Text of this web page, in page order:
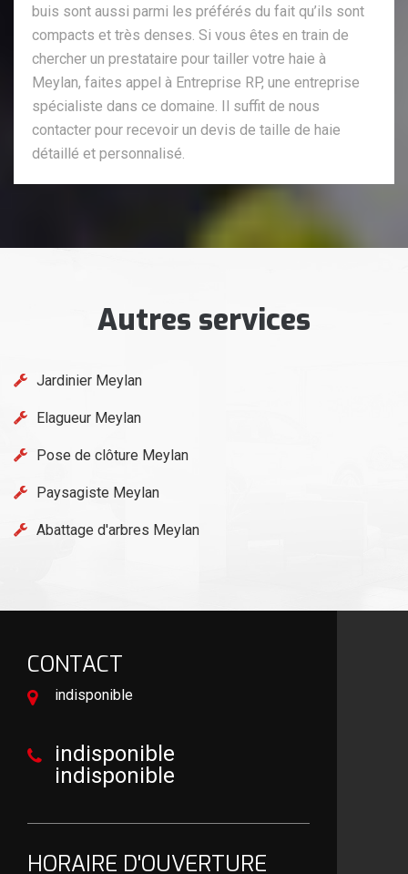
buis sont aussi parmi les préférés du fait qu’ils sont
compacts et très denses. Si vous êtes en train de
chercher un prestataire pour tailler votre haie à
Meylan, faites appel à Entreprise RP, une entreprise
spécialiste dans ce domaine. Il suffit de nous
contacter pour recevoir un devis de taille de haie
détaillé et personnalisé.
Autres services
Jardinier Meylan
Elagueur Meylan
Pose de clôture Meylan
Paysagiste Meylan
Abattage d'arbres Meylan
CONTACT
indisponible
indisponible
indisponible
HORAIRE D'OUVERTURE